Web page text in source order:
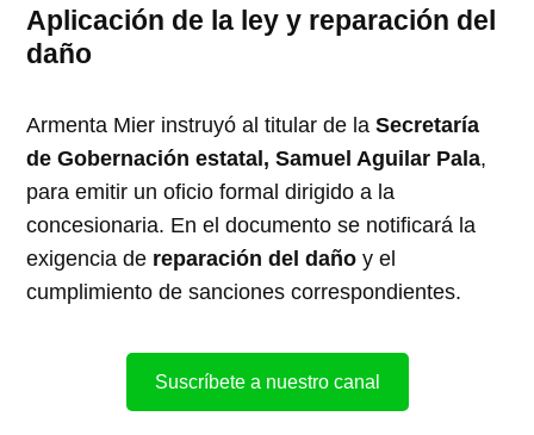
Aplicación de la ley y reparación del
daño
Armenta Mier instruyó al titular de laSecretaría
de Gobernación estatal, Samuel Aguilar Pala,
para emitir un oficio formal dirigido a la
concesionaria. En el documento se notificará la
exigencia de reparación del daño y el
cumplimiento de sanciones correspondientes.
Suscríbete a nuestro canal